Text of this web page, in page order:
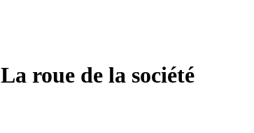
La roue de la société